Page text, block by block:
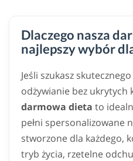
Dlaczego nasza
najlepszy wybór
Jeśli szukasz
odżywianie bez ukrytych
darmowa dieta to
pełni spersonalizowane
stworzone dla każdego,
tryb życia, rzetelne